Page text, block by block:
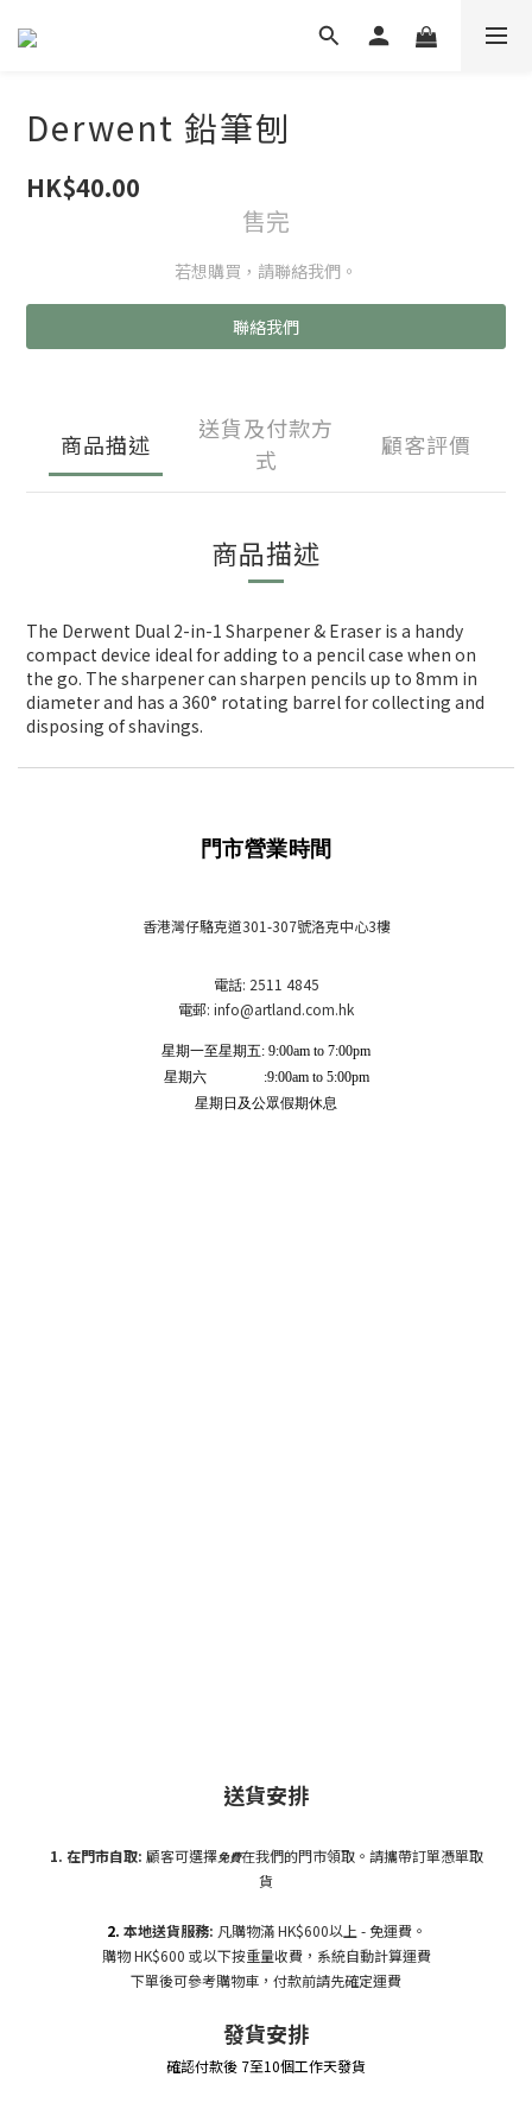
Derwent 鉛筆刨
HK$40.00
售完
若想購買，請聯絡我們。
聯絡我們
商品描述
送貨及付款方
式
顧客評價
商品描述
The Derwent Dual 2-in-1 Sharpener & Eraser is a handy
compact device ideal for adding to a pencil case when on
the go. The sharpener can sharpen pencils up to 8mm in
diameter and has a 360° rotating barrel for collecting and
disposing of shavings.
門市營業時間
香港灣仔駱克道301-307號洛克中心3樓
電話: 2511 4845
電郵: info@artland.com.hk
星期一至星期五: 9:00am to 7:00pm
星期六 :9:00am to 5:00pm
星期日及公眾假期休息
送貨安排
1. 在門市自取: 顧客可選擇免費在我們的門市領取。請攜帶訂單憑單取
貨
2. 本地送貨服務: 凡購物滿 HK$600以上 - 免運費。
購物 HK$600 或以下按重量收費，系統自動計算運費
下單後可參考購物車，付款前請先確定運費
發貨安排
確認付款後 7至10個工作天發貨